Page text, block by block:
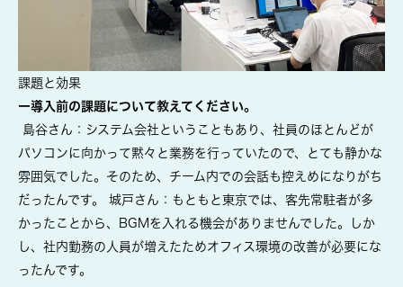
課題と効果
ー導入前の課題について教えてください。
島谷さん：システム会社ということもあり、社員のほとんどが
パソコンに向かって黙々と業務を行っていたので、とても静かな
雰囲気でした。そのため、チーム内での会話も控えめになりがち
だったんです。 城戸さん：もともと東京では、客先常駐者が多
かったことから、BGMを入れる機会がありませんでした。しか
し、社内勤務の人員が増えたためオフィス環境の改善が必要にな
ったんです。